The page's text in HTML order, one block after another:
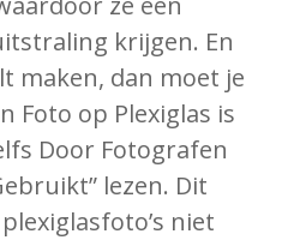
krijgen. En
maken, dan moet je
Foto op Plexiglas is
Door Fotografen
lezen. Dit
niet